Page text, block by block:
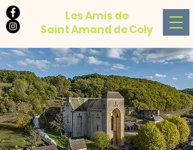
Les Amis de
Saint Amand de Coly